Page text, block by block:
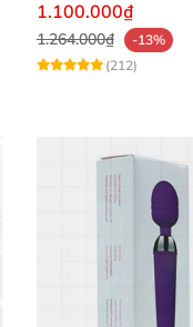
siêu mỏng,
nào không, và
1.100.000₫
1.264.000₫
-13%
(212)